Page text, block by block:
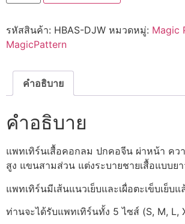
รหัสสินค้า: HBAS-DJW หมวดหมู่: Magic
MagicPattern
คำอธิบาย
คำอธิบาย
แพทเทิร์นเสื้อคอกลม ปกคอจีน ผ่าหน้า คว
สูง แขนสามส่วน แต่งระบายชายเสื้อแบบยา
แพทเทิร์นมีเส้นแนวเย็บและเผื่อตะเข็บเย็บแ
ท่านจะได้รับแพทเทิร์นทั้ง 5 ไซส์ (S, M, L,